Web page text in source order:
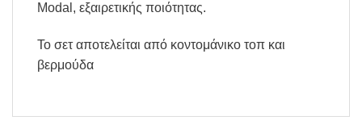
Modal, εξαιρετικής ποιότητας.
Το σετ αποτελείται από κοντομάνικο τοπ και
βερμούδα